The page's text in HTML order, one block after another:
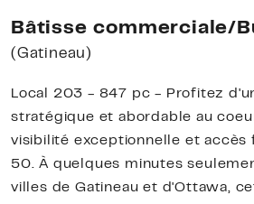
Bâtisse commerciale/
(Gatineau)
Local 203 - 847 pc - Profitez
stratégique et abordable au
visibilité exceptionnelle et accès
50. À quelques minutes
villes de Gatineau et d'Ottawa,